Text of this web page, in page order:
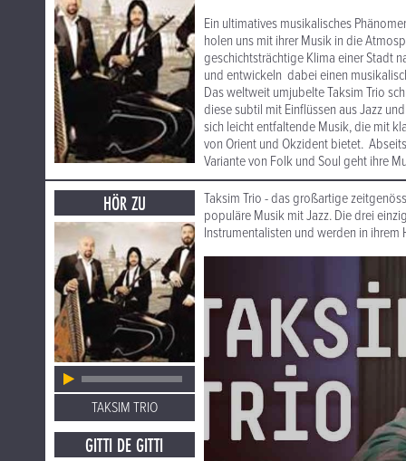
Ein ultimatives musikalisches
holen uns mit ihrer Musik in die
geschichtsträchtige Klima einer Stadt
und entwickeln dabei einen
Das weltweit umjubelte Taksim Trio
diese subtil mit Einflüssen aus Jazz
sich leicht entfaltende Musik, die mit
von Orient und Okzident bietet.
Variante von Folk und Soul geht ihre
HÖR ZU
TAKSIM TRIO
GITTI DE GITTI
Taksim Trio - das großartige
populäre Musik mit Jazz. Die drei
Instrumentalisten und werden in